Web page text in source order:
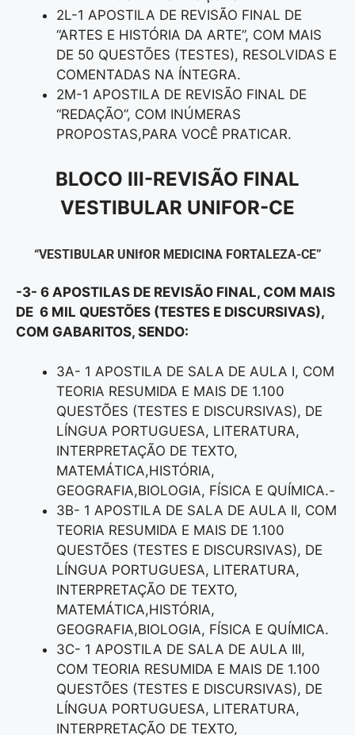
2L-1 APOSTILA DE REVISÃO FINAL DE
“ARTES E HISTÓRIA DA ARTE”, COM MAIS
DE 50 QUESTÕES (TESTES), RESOLVIDAS E
COMENTADAS NA ÍNTEGRA.
2M-1 APOSTILA DE REVISÃO FINAL DE
“REDAÇÃO”, COM INÚMERAS
PROPOSTAS,PARA VOCÊ PRATICAR.
BLOCO III-REVISÃO FINAL
VESTIBULAR UNIFOR-CE
“VESTIBULAR UNIfOR MEDICINA FORTALEZA-CE”
-3- 6 APOSTILAS DE REVISÃO FINAL, COM MAIS
DE 6 MIL QUESTÕES (TESTES E DISCURSIVAS),
COM GABARITOS, SENDO:
3A- 1 APOSTILA DE SALA DE AULA I, COM
TEORIA RESUMIDA E MAIS DE 1.100
QUESTÕES (TESTES E DISCURSIVAS), DE
LÍNGUA PORTUGUESA, LITERATURA,
INTERPRETAÇÃO DE TEXTO,
MATEMÁTICA,HISTÓRIA,
GEOGRAFIA,BIOLOGIA, FÍSICA E QUÍMICA.-
3B- 1 APOSTILA DE SALA DE AULA II, COM
TEORIA RESUMIDA E MAIS DE 1.100
QUESTÕES (TESTES E DISCURSIVAS), DE
LÍNGUA PORTUGUESA, LITERATURA,
INTERPRETAÇÃO DE TEXTO,
MATEMÁTICA,HISTÓRIA,
GEOGRAFIA,BIOLOGIA, FÍSICA E QUÍMICA.
3C- 1 APOSTILA DE SALA DE AULA III,
COM TEORIA RESUMIDA E MAIS DE 1.100
QUESTÕES (TESTES E DISCURSIVAS), DE
LÍNGUA PORTUGUESA, LITERATURA,
INTERPRETAÇÃO DE TEXTO,